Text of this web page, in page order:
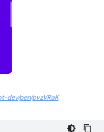
dev/pen/pvzVRaK